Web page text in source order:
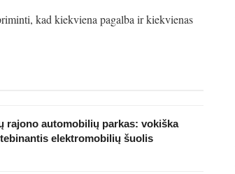
kad kiekviena pagalba ir kiekvienas
rajono automobilių parkas: vokiška
elektromobilių šuolis